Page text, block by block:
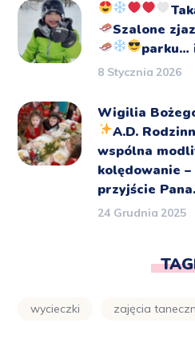
Szalone
parku…
8 Stycznia 2026
Wigilia
A.D.
wspólna
kolędowanie
przyjście Pana.
24 Grudnia 2025
wycieczki zajęcia